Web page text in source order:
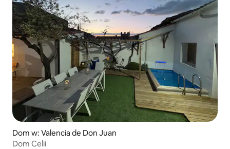
Dom w: Valencia de Don Juan
Dom Celii